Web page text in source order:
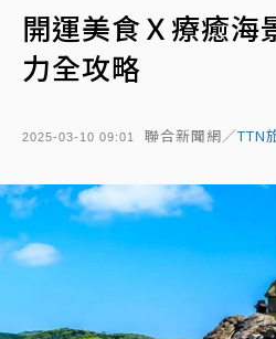
開運美食Ｘ療癒海
力全攻略
2025-03-10 09:01 聯合新聞網／TTN